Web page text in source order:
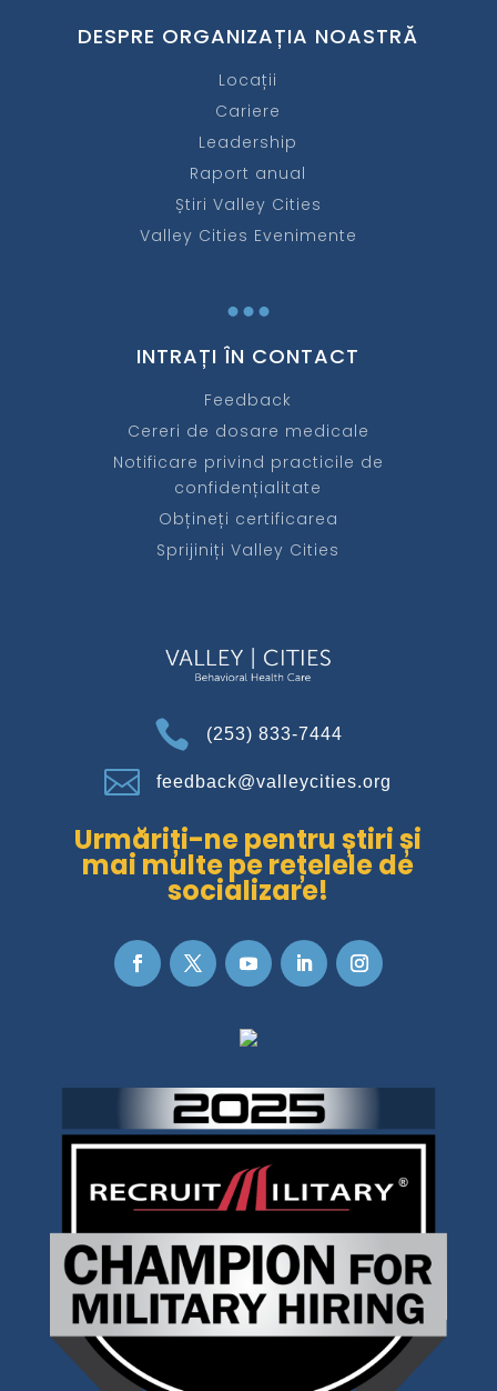
DESPRE ORGANIZAȚIA NOASTRĂ
Locații
Cariere
Leadership
Raport anual
Știri Valley Cities
Valley Cities Evenimente
...
INTRAȚI ÎN CONTACT
Feedback
Cereri de dosare medicale
Notificare privind practicile de
confidențialitate
Obțineți certificarea
Sprijiniți Valley Cities
 (253) 833-7444
 feedback@valleycities.org
Urmăriți-ne pentru știri și
mai multe pe rețelele de
socializare!